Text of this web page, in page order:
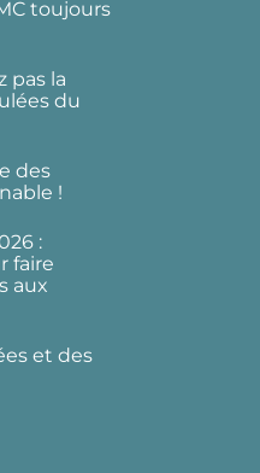
toujours
pas la
du
des
!
:
faire
aux
et des